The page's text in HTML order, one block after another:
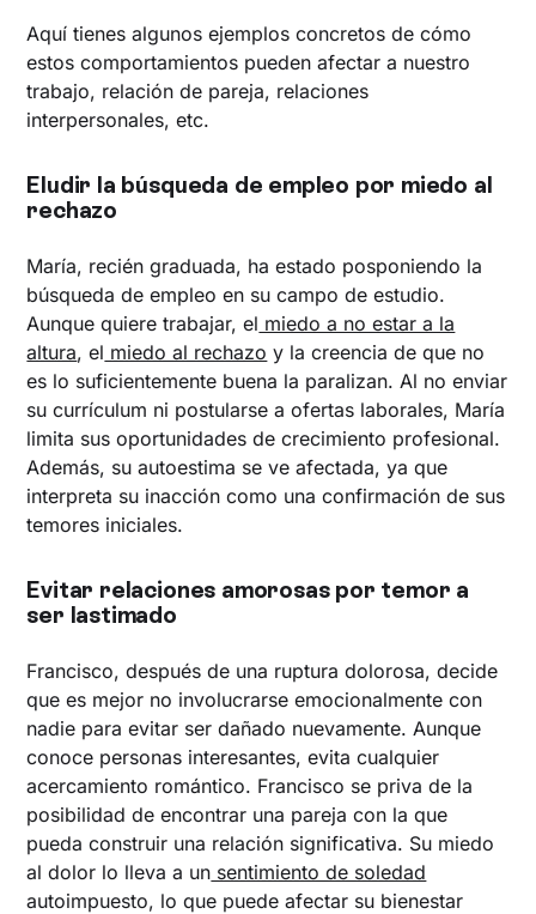
Aquí tienes algunos ejemplos concretos de cómo
estos comportamientos pueden afectar a nuestro
trabajo, relación de pareja, relaciones
interpersonales, etc.
Eludir la búsqueda de empleo por miedo al
rechazo
María, recién graduada, ha estado posponiendo la
búsqueda de empleo en su campo de estudio.
Aunque quiere trabajar, el miedo a no estar a la
altura, el miedo al rechazo y la creencia de que no
es lo suficientemente buena la paralizan. Al no enviar
su currículum ni postularse a ofertas laborales, María
limita sus oportunidades de crecimiento profesional.
Además, su autoestima se ve afectada, ya que
interpreta su inacción como una confirmación de sus
temores iniciales.
Evitar relaciones amorosas por temor a
ser lastimado
Francisco, después de una ruptura dolorosa, decide
que es mejor no involucrarse emocionalmente con
nadie para evitar ser dañado nuevamente. Aunque
conoce personas interesantes, evita cualquier
acercamiento romántico. Francisco se priva de la
posibilidad de encontrar una pareja con la que
pueda construir una relación significativa. Su miedo
al dolor lo lleva a un sentimiento de soledad
autoimpuesto, lo que puede afectar su bienestar